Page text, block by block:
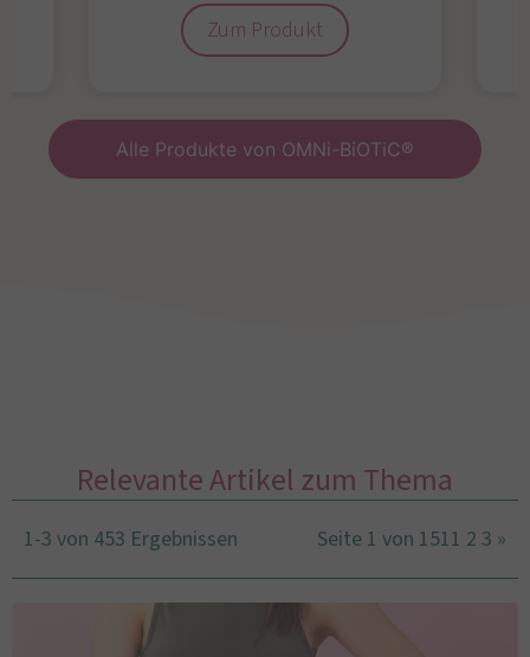
Zum Produkt
Alle Produkte von OMNi-BiOTiC®
Relevante Artikel zum Thema
1-3 von 453 Ergebnissen Seite 1 von 1511 2 3 »